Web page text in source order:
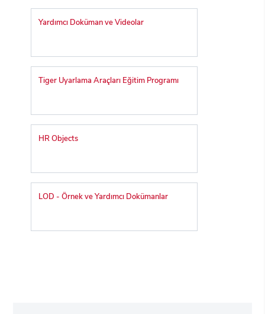
Yardımcı Doküman ve Videolar
Tiger Uyarlama Araçları Eğitim Programı
HR Objects
LOD - Örnek ve Yardımcı Dokümanlar